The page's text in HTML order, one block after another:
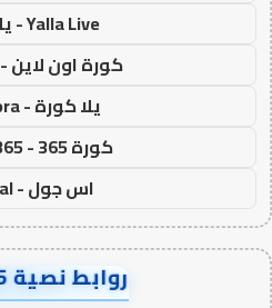
Yalla Live - يلا لايف
كورة اون لاين - koora onl
يلا كورة - yallakora
كورة 365 - kooora 365
اس جول - AS Goal
روابط نصية AA38045